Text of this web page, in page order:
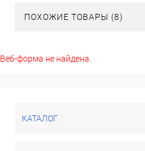
ПОХОЖИЕ ТОВАРЫ (8)
Веб-форма не найдена.
КАТАЛОГ